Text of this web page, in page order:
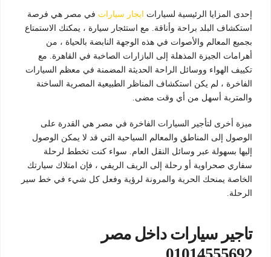
إحدى المزايا الرئيسية لسيارات ايجار سيارات في مصر هي فرصة
استكشاف البلد براحة وأناقة. مع استئجار سيارة ، يمكنك الاستمتاع
بجميع المعالم والأصوات في هذه الوجهة النابضة بالحياة ، من
أهرامات الجيزة المذهلة إلى البازارات الصاخبة في القاهرة. مع
تكييف الهواء ووسائل الراحة الحديثة المضمنة في معظم السيارات
الفاخرة ، لم يكن استكشاف المناظر الطبيعية المصرية الساخنة
والمتربة أسهل من أي وقت مضى.
ميزة أخرى لتأجير السيارات الفاخرة في مصر هي القدرة على
الوصول إلى المناطق والمعالم السياحية التي قد لا يمكن الوصول
إليها بسهولة عبر وسائل النقل العام. سواء كنت تخطط لرحلة
سفاري صحراوية أو رحلة إلى الريف الريفي ، فإن امتلاك سيارتك
الخاصة يمنحك الحرية والمرونة لرؤية وفعل كل شيء في خط سير
الرحلة.
تاجير سيارات داخل مصر